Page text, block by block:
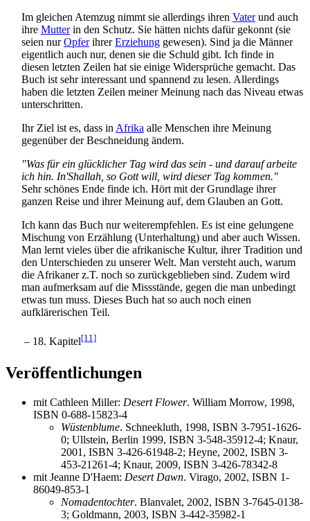
Im gleichen Atemzug nimmt sie allerdings ihren Vaterund auch
ihre Mutterin den Schutz. Sie hätten nichts dafür gekonnt (sie
seien nurOpferihrerErziehung gewesen). Sind ja die Männer
eigentlich auch nur, denen sie die Schuld gibt. Ich finde in
diesen letzten Zeilen hat sie einige Widersprüche gemacht. Das
Buch ist sehr interessant und spannend zu lesen. Allerdings
haben die letzten Zeilen meiner Meinung nach das Niveau etwas
unterschritten.
Ihr Ziel ist es, dass in Afrika alle Menschen ihre Meinung
gegenüber der Beschneidung ändern.
"Was für ein glücklicher Tag wird das sein - und darauf arbeite
ich hin. In'Shallah, so Gott will, wird dieser Tag kommen."
Sehr schönes Ende finde ich. Hört mit der Grundlage ihrer
ganzen Reise und ihrer Meinung auf, dem Glauben an Gott.
Ich kann das Buch nur weiterempfehlen. Es ist eine gelungene
Mischung von Erzählung (Unterhaltung) und aber auch Wissen.
Man lernt vieles über die afrikanische Kultur, ihrer Tradition und
den Unterschieden zu unserer Welt. Man versteht auch, warum
die Afrikaner z.T. noch so zurückgeblieben sind. Zudem wird
man aufmerksam auf die Missstände, gegen die man unbedingt
etwas tun muss. Dieses Buch hat so auch noch einen
aufklärerischen Teil.
– 18. Kapitel[11]
Veröffentlichungen
mit Cathleen Miller: Desert Flower. William Morrow, 1998,
ISBN 0-688-15823-4
Wüstenblume. Schneekluth, 1998, ISBN 3-7951-1626-
0; Ullstein, Berlin 1999, ISBN 3-548-35912-4; Knaur,
2001, ISBN 3-426-61948-2; Heyne, 2002, ISBN 3-
453-21261-4; Knaur, 2009, ISBN 3-426-78342-8
mit Jeanne D'Haem: Desert Dawn. Virago, 2002, ISBN 1-
86049-853-1
Nomadentochter. Blanvalet, 2002, ISBN 3-7645-0138-
3; Goldmann, 2003, ISBN 3-442-35982-1